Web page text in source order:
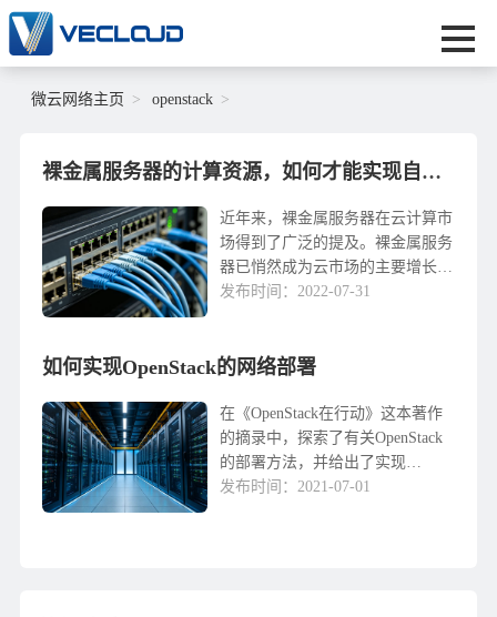
微云网络主页 openstack
裸金属服务器的计算资源，如何才能实现自动化管理？
近年来，裸金属服务器在云计算市
场得到了广泛的提及。裸金属服务
器已悄然成为云市场的主要增长
点，以满足用户对高性能、硬隔
的核心优势时，业内人士认为，主
自动化管理。无损性能很容易理
解。裸金属服务器仍将使用物理机
器，物...
发布时间：2022-07-31
如何实现OpenStack的网络部署
在《OpenStack在行动》这本著作
的摘录中，探索了有关OpenStack
的部署方法，并给出了实现
OpenStack网络部署的建议。组织
发布时间：2021-07-01